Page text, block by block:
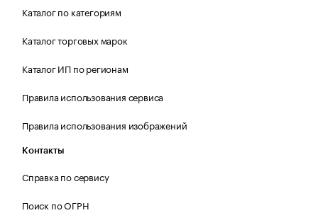
Каталог по категориям
Каталог торговых марок
Каталог ИП по регионам
Правила использования сервиса
Правила использования изображений
Контакты
Справка по сервису
Поиск по ОГРН